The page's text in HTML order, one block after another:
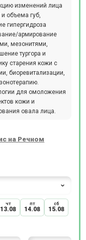
изменений лица
объема губ,
гипергидроза
армирование
мезонитями,
тургора и
старения кожи с
биоревитализации,
для омоложения
кожи и
овала лица.
на Речном
чт
13.08
пт
14.08
сб
15.08